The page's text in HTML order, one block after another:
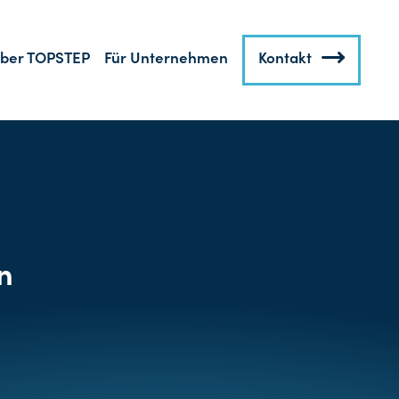
TOPSTEP Für Unternehmen Kontakt